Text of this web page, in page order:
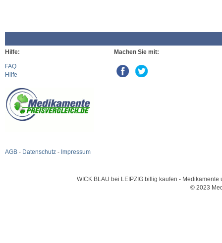
Hilfe:
FAQ
Hilfe
AGB - Datenschutz - Impressum
Machen Sie mit:
WICK BLAU bei LEIPZIG billig kaufen -
© 2023